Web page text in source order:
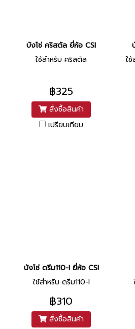
บังโซ่ คริสตัล ยี่ห้อ CSI
ใช้สำหรับ คริสตัล
฿325
สั่งซื้อสินค้า
เปรียบเทียบ
ใ
บังโซ่ ดรีม110-I ยี่ห้อ CSI
ใช้สำหรับ ดรีม110-I
฿310
สั่งซื้อสินค้า